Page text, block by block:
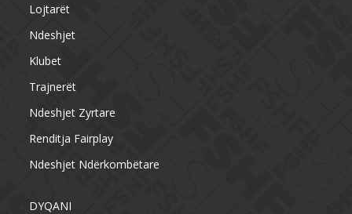
Lojtarët
Ndeshjet
Klubet
Trajnerët
Ndeshjet Zyrtare
Renditja Fairplay
Ndeshjet Ndërkombëtare
DYQANI